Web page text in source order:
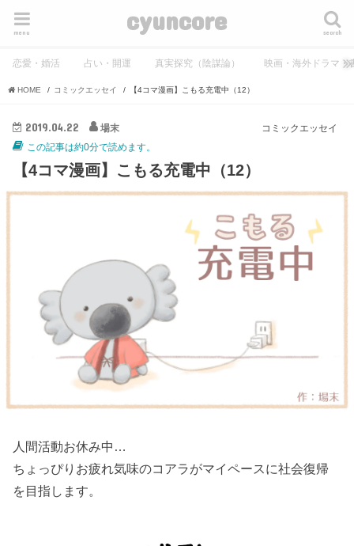
cyuncore search
menu
恋愛・婚活 占い・開運 真実探究（陰謀論） 映画・海外ドラマ・
HOME コミックエッセイ 【4コマ漫画】こもる充電中（12）
コミックエッセイ
2019.04.22
場末
この記事は約0分で読めます。
【4コマ漫画】こもる充電中（12）
人間活動お休み中…
ちょっぴりお疲れ気味のコアラがマイペースに社会復帰
を目指します。